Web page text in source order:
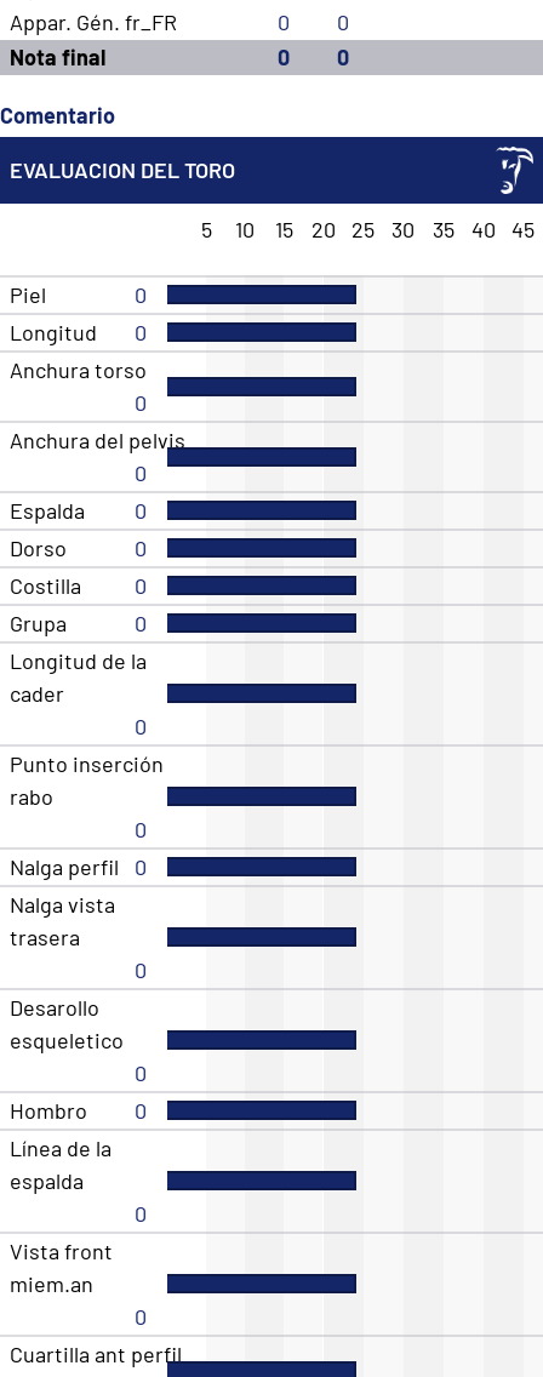
Appar. Gén. fr_FR
0
0
Nota final
0 0
Comentario
EVALUACION DEL TORO
5 10 15 20 25 30 35 40 45
Piel
0
Longitud
0
Anchura torso
0
Anchura del pelvis
0
Espalda
0
Dorso
0
Costilla
0
Grupa
0
Longitud de la
cader
0
Punto inserción
rabo
0
Nalga perfil
0
Nalga vista
trasera
0
Desarollo
esqueletico
0
Hombro
0
Línea de la
espalda
0
Vista front
miem.an
0
Cuartilla ant perfil